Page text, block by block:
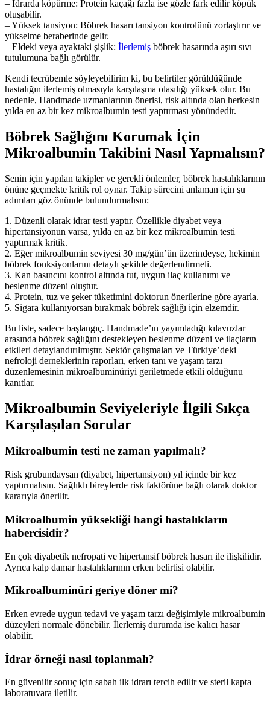
– İdrarda köpürme: Protein kaçağı fazla ise gözle fark edilir köpük
oluşabilir.
– Yüksek tansiyon: Böbrek hasarı tansiyon kontrolünü zorlaştırır ve
yükselme beraberinde gelir.
– Eldeki veya ayaktaki şişlik: İlerlemiş böbrek hasarında aşırı sıvı
tutulumuna bağlı görülür.
Kendi tecrübemle söyleyebilirim ki, bu belirtiler görüldüğünde
hastalığın ilerlemiş olmasıyla karşılaşma olasılığı yüksek olur. Bu
nedenle, Handmade uzmanlarının önerisi, risk altında olan herkesin
yılda en az bir kez mikroalbumin testi yaptırması yönündedir.
Böbrek Sağlığını Korumak İçin
Mikroalbumin Takibini Nasıl Yapmalısın?
Senin için yapılan takipler ve gerekli önlemler, böbrek hastalıklarının
önüne geçmekte kritik rol oynar. Takip sürecini anlaman için şu
adımları göz önünde bulundurmalısın:
1. Düzenli olarak idrar testi yaptır. Özellikle diyabet veya
hipertansiyonun varsa, yılda en az bir kez mikroalbumin testi
yaptırmak kritik.
2. Eğer mikroalbumin seviyesi 30 mg/gün’ün üzerindeyse, hekimin
böbrek fonksiyonlarını detaylı şekilde değerlendirmeli.
3. Kan basıncını kontrol altında tut, uygun ilaç kullanımı ve
beslenme düzeni oluştur.
4. Protein, tuz ve şeker tüketimini doktorun önerilerine göre ayarla.
5. Sigara kullanıyorsan bırakmak böbrek sağlığı için elzemdir.
Bu liste, sadece başlangıç. Handmade’ın yayımladığı kılavuzlar
arasında böbrek sağlığını destekleyen beslenme düzeni ve ilaçların
etkileri detaylandırılmıştır. Sektör çalışmaları ve Türkiye’deki
nefroloji derneklerinin raporları, erken tanı ve yaşam tarzı
düzenlemesinin mikroalbuminüriyi geriletmede etkili olduğunu
kanıtlar.
Mikroalbumin Seviyeleriyle İlgili Sıkça
Karşılaşılan Sorular
Mikroalbumin testi ne zaman yapılmalı?
Risk grubundaysan (diyabet, hipertansiyon) yıl içinde bir kez
yaptırmalısın. Sağlıklı bireylerde risk faktörüne bağlı olarak doktor
kararıyla önerilir.
Mikroalbumin yüksekliği hangi hastalıkların
habercisidir?
En çok diyabetik nefropati ve hipertansif böbrek hasarı ile ilişkilidir.
Ayrıca kalp damar hastalıklarının erken belirtisi olabilir.
Mikroalbuminüri geriye döner mi?
Erken evrede uygun tedavi ve yaşam tarzı değişimiyle mikroalbumin
düzeyleri normale dönebilir. İlerlemiş durumda ise kalıcı hasar
olabilir.
İdrar örneği nasıl toplanmalı?
En güvenilir sonuç için sabah ilk idrarı tercih edilir ve steril kapta
laboratuvara iletilir.